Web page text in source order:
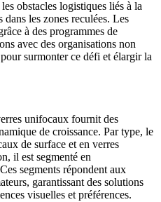
obstacles logistiques liés à la
les zones reculées. Les
à des programmes de
avec des organisations non
surmonter ce défi et élargir la
unifocaux fournit des
de croissance. Par type, le
de surface et en verres
il est segmenté en
segments répondent aux
garantissant des solutions
visuelles et préférences.